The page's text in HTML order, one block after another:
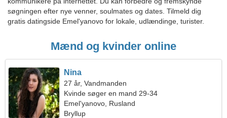
søgningen efter nye venner, soulmates og dates. Tilmeld dig
gratis datingside Emel'yanovo for lokale, udlændinge, turister.
Mænd og kvinder online
Nina
27 år, Vandmanden
Kvinde søger en mand 29-34
Emel'yanovo, Rusland
Bryllup